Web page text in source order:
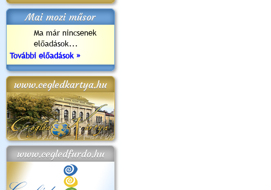
Mai mozi műsor
Ma már nincsenek
előadások...
További előadások »
www.cegledkartya.hu
www.cegledfurdo.hu